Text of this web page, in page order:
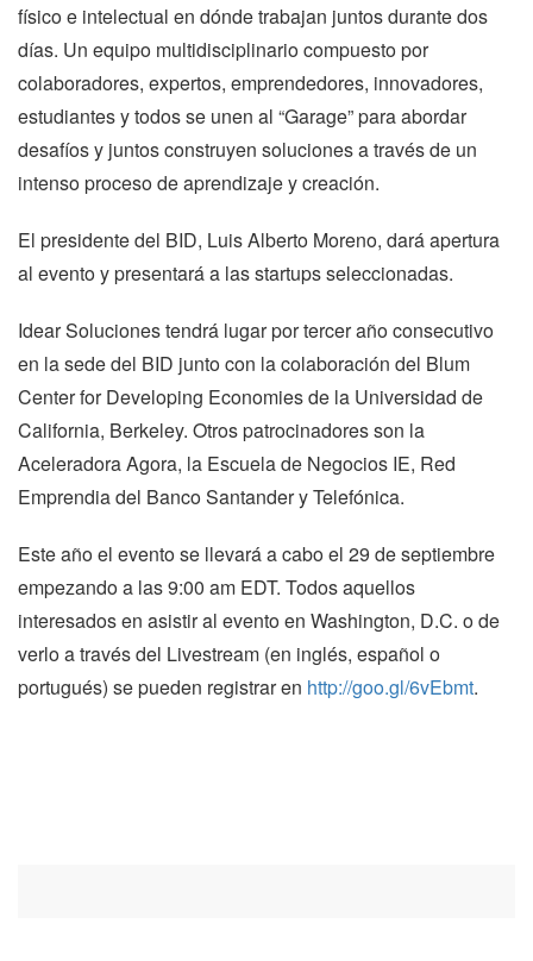
físico e intelectual en dónde trabajan juntos durante dos
días. Un equipo multidisciplinario compuesto por
colaboradores, expertos, emprendedores, innovadores,
estudiantes y todos se unen al “Garage” para abordar
desafíos y juntos construyen soluciones a través de un
intenso proceso de aprendizaje y creación.
El presidente del BID, Luis Alberto Moreno, dará apertura
al evento y presentará a las startups seleccionadas.
Idear Soluciones tendrá lugar por tercer año consecutivo
en la sede del BID junto con la colaboración del Blum
Center for Developing Economies de la Universidad de
California, Berkeley. Otros patrocinadores son la
Aceleradora Agora, la Escuela de Negocios IE, Red
Emprendia del Banco Santander y Telefónica.
Este año el evento se llevará a cabo el 29 de septiembre
empezando a las 9:00 am EDT. Todos aquellos
interesados en asistir al evento en Washington, D.C. o de
verlo a través del Livestream (en inglés, español o
portugués) se pueden registrar en http://goo.gl/6vEbmt.